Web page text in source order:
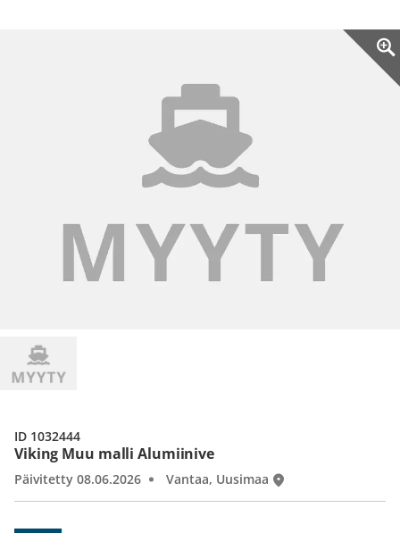
Viking Muu malli Alumiinive
Päivitetty 08.06.2026 Vantaa, Uusimaa
ID 1032444